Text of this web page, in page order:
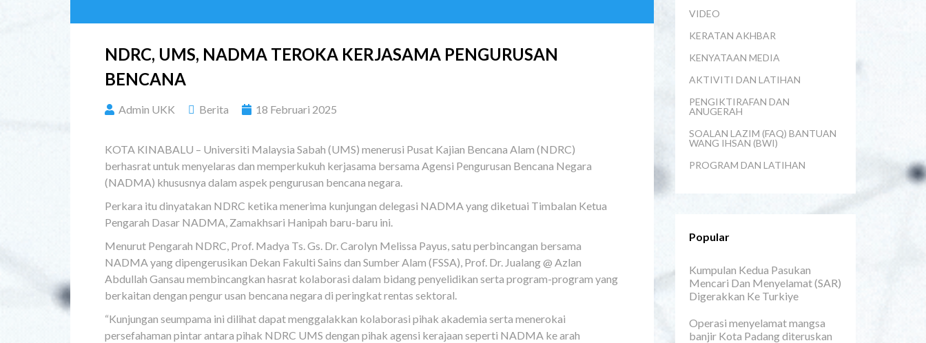
NDRC, UMS, NADMA TEROKA KERJASAMA PENGURUSAN
BENCANA
Admin UKK Berita 18 Februari 2025
KOTA KINABALU – Universiti Malaysia Sabah (UMS) menerusi Pusat Kajian Bencana Alam (NDRC)
berhasrat untuk menyelaras dan memperkukuh kerjasama bersama Agensi Pengurusan Bencana Negara
(NADMA) khususnya dalam aspek pengurusan bencana negara.
Perkara itu dinyatakan NDRC ketika menerima kunjungan delegasi NADMA yang diketuai Timbalan Ketua
Pengarah Dasar NADMA, Zamakhsari Hanipah baru-baru ini.
Menurut Pengarah NDRC, Prof. Madya Ts. Gs. Dr. Carolyn Melissa Payus, satu perbincangan bersama
NADMA yang dipengerusikan Dekan Fakulti Sains dan Sumber Alam (FSSA), Prof. Dr. Jualang @ Azlan
Abdullah Gansau membincangkan hasrat kolaborasi dalam bidang penyelidikan serta program-program yang
berkaitan dengan pengur usan bencana negara di peringkat rentas sektoral.
“Kunjungan seumpama ini dilihat dapat menggalakkan kolaborasi pihak akademia serta menerokai
persefahaman pintar antara pihak NDRC UMS dengan pihak agensi kerajaan seperti NADMA ke arah
VIDEO
KERATAN AKHBAR
KENYATAAN MEDIA
AKTIVITI DAN LATIHAN
PENGIKTIRAFAN DAN
ANUGERAH
SOALAN LAZIM (FAQ) BANTUAN
WANG IHSAN (BWI)
PROGRAM DAN LATIHAN
Popular
Kumpulan Kedua Pasukan
Mencari Dan Menyelamat (SAR)
Digerakkan Ke Turkiye
Operasi menyelamat mangsa
banjir Kota Padang diteruskan